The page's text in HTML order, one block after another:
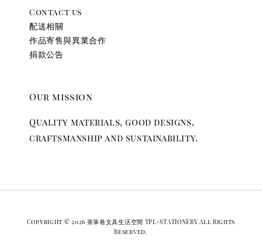
Contact us
配送相關
作品寄售與異業合作
捐款公告
Our mission
Quality materials, good designs,
craftsmanship and sustainability.
Copyright © 2026 茶筆巷文具生活空間 TPL-STATIONERY All Rights
Reserved.